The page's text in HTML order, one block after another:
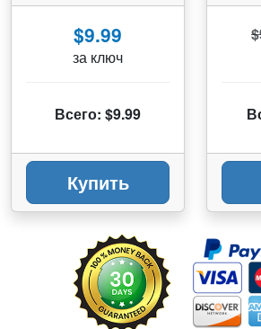
$9.99
за ключ
Всего: $9.99
Купить